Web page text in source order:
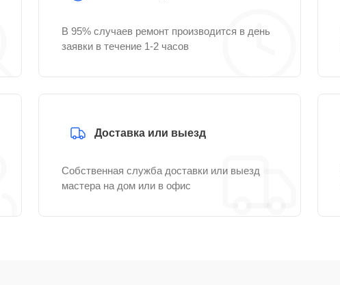
В 95% случаев ремонт производится в день
заявки в течение 1-2 часов
Доставка или выезд
Собственная служба доставки или выезд
мастера на дом или в офис